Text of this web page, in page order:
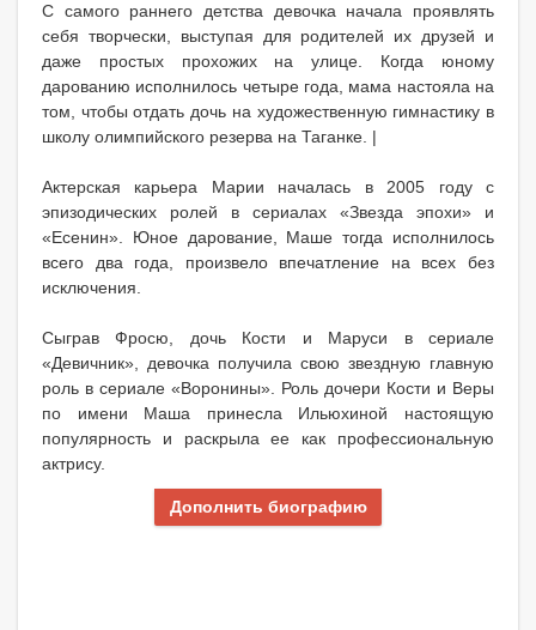
С самого раннего детства девочка начала проявлять
себя творчески, выступая для родителей их друзей и
даже простых прохожих на улице. Когда юному
дарованию исполнилось четыре года, мама настояла на
том, чтобы отдать дочь на художественную гимнастику в
школу олимпийского резерва на Таганке. |
Актерская карьера Марии началась в 2005 году с
эпизодических ролей в сериалах «Звезда эпохи» и
«Есенин». Юное дарование, Маше тогда исполнилось
всего два года, произвело впечатление на всех без
исключения.
Сыграв Фросю, дочь Кости и Маруси в сериале
«Девичник», девочка получила свою звездную главную
роль в сериале «Воронины». Роль дочери Кости и Веры
по имени Маша принесла Ильюхиной настоящую
популярность и раскрыла ее как профессиональную
актрису.
Дополнить биографию